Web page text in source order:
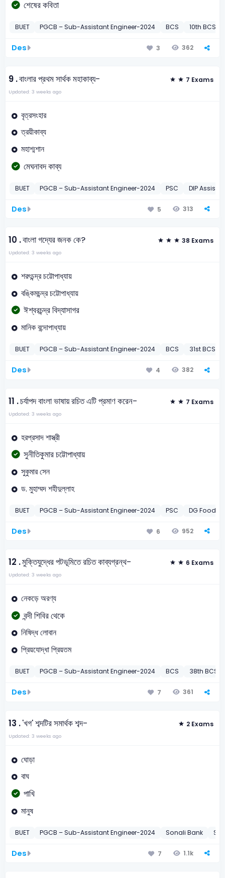
শেষের কবিতা
BUET PGCB – Sub-Assistant Engineer-2024 BCS 10th BCS
Des 3 362
9 .বাংলার প্রথম সার্থক মহাকাব্য- 7 Exams
Updated: 3 weeks ago
বৃত্রসংহার
ত্রয়ীকাব্য
মহাশ্মশান
মেঘনাবদ কাব্য
BUET PGCB – Sub-Assistant Engineer-2024 PSC DIP
Des 5 313
10 .বাংলা গদ্যের জনক কে? 38 Exams
Updated: 3 weeks ago
শরৎচন্দ্র চট্টোপাধ্যায়
বঙ্কিমচন্দ্র চট্টোপাধ্যায়
ঈশ্বরচন্দ্র বিদ্যাসাগর
মানিক বন্দোপাধ্যায়
BUET PGCB – Sub-Assistant Engineer-2024 BCS 31st BCS
Des 4 382
11 .চর্যাপদ বাংলা ভাষায় রচিত এটি প্রমাণ করেন- 7 Exams
Updated: 3 weeks ago
হরপ্রসাদ শাস্ত্রী
সুনীতিকুমার চট্টোপাধ্যায়
সুকুমার সেন
ড. মুহাম্মদ শহীদুল্লাহ
BUET PGCB – Sub-Assistant Engineer-2024 PSC DG Food
Des 6 952
12 .মুক্তিযুদ্ধের পটভূমিতে রচিত কাব্যগ্রন্থ- 6 Exams
Updated: 3 weeks ago
নেকড়ে অরণ্য
বন্দী শিবির থেকে
নিষিদ্ধ লোবান
প্রিয়যোদ্ধা প্রিয়তম
BUET PGCB – Sub-Assistant Engineer-2024 BCS 38th BCS
Des 7 361
13 .'খগ' শব্দটির সমার্থক শব্দ- 2 Exams
Updated: 3 weeks ago
ঘোড়া
বাঘ
পাখি
মানুষ
BUET PGCB – Sub-Assistant Engineer-2024 Sonali Bank
Des 7 1.1k